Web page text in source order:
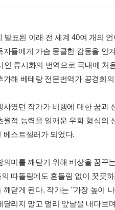
발표된 이래 전 세계 40여 개의
자들에게 가슴 뭉클한 감동을 안
인 류시화의 번역으로 국내에 처
가해 베테랑 전문번역가 공경희
사였던 작가가 비행에 대한 꿈과
월적 능력을 일깨운 우화 형식의
베스트셀러가 되었다.
의미를 깨닫기 위해 비상을 꿈꾸
따돌림에도 흔들림 없이 꿋꿋
깨닫게 된다. 작가는 "가장 높이
달리지 말고 멀리 앞날을 내다보